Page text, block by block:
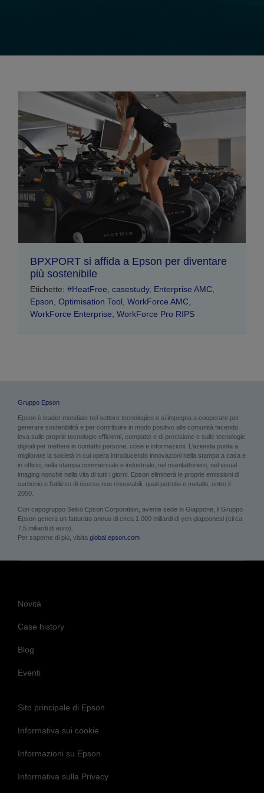
BPXPORT si affida a Epson per diventare
più sostenibile
Etichette: #HeatFree, casestudy, Enterprise AMC,
Epson, Optimisation Tool, WorkForce AMC,
WorkForce Enterprise, WorkForce Pro RIPS
Gruppo Epson
Epson è leader mondiale nel settore tecnologico e si impegna a cooperare per
generare sostenibilità e per contribuire in modo positivo alle comunità facendo
leva sulle proprie tecnologie efficienti, compatte e di precisione e sulle tecnologie
digitali per mettere in contatto persone, cose e informazioni. L’azienda punta a
migliorare la società in cui opera introducendo innovazioni nella stampa a casa e
in ufficio, nella stampa commerciale e industriale, nel manifatturiero, nel visual
imaging nonché nella vita di tutti i giorni. Epson eliminerà le proprie emissioni di
carbonio e l’utilizzo di risorse non rinnovabili, quali petrolio e metallo, entro il
2050.
Con capogruppo Seiko Epson Corporation, avente sede in Giappone, il Gruppo
Epson genera un fatturato annuo di circa 1.000 miliardi di yen giapponesi (circa
7,5 miliardi di euro).
Per saperne di più, visita global.epson.com
Novità
Case history
Blog
Eventi
Sito principale di Epson
Informativa sui cookie
Informazioni su Epson
Informativa sulla Privacy